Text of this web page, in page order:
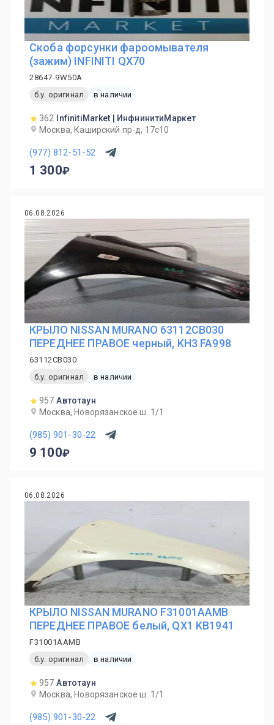
Скоба форсунки фароомывателя
(зажим) INFINITI QX70
28647-9W50A
б.у. оригинал
в наличии
362
InfinitiMarket | ИнфнинитиМаркет
Москва, Каширский пр-д, 17с10
(977) 812-51-52
1 300
06.08.2026
КРЫЛО NISSAN MURANO 63112CB030
ПЕРЕДНЕЕ ПРАВОЕ черный, KH3 FA998
63112CB030
б.у. оригинал
в наличии
957 Автотаун
Москва, Новорязанское ш. 1/1
(985) 901-30-22
9 100
06.08.2026
КРЫЛО NISSAN MURANO F31001AAMB
ПЕРЕДНЕЕ ПРАВОЕ белый, QX1 KB1941
F31001AAMB
б.у. оригинал
в наличии
957 Автотаун
Москва, Новорязанское ш. 1/1
(985) 901-30-22